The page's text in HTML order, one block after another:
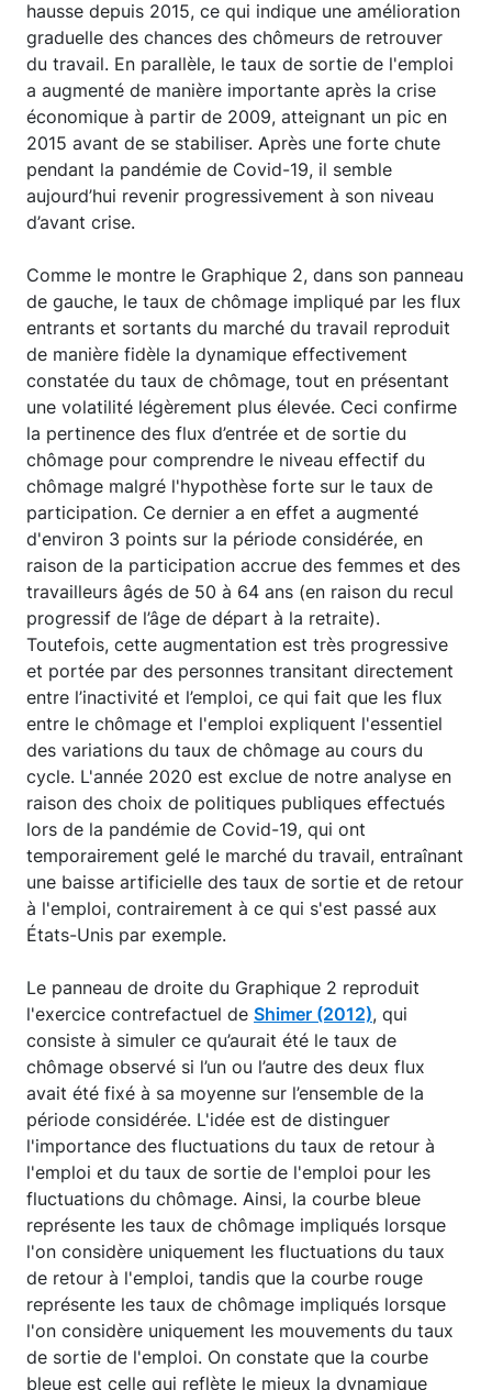
hausse depuis 2015, ce qui indique une amélioration
graduelle des chances des chômeurs de retrouver
du travail. En parallèle, le taux de sortie de l'emploi
a augmenté de manière importante après la crise
économique à partir de 2009, atteignant un pic en
2015 avant de se stabiliser. Après une forte chute
pendant la pandémie de Covid-19, il semble
aujourd’hui revenir progressivement à son niveau
d’avant crise.
Comme le montre le Graphique 2, dans son panneau
de gauche, le taux de chômage impliqué par les flux
entrants et sortants du marché du travail reproduit
de manière fidèle la dynamique effectivement
constatée du taux de chômage, tout en présentant
une volatilité légèrement plus élevée. Ceci confirme
la pertinence des flux d’entrée et de sortie du
chômage pour comprendre le niveau effectif du
chômage malgré l'hypothèse forte sur le taux de
participation. Ce dernier a en effet a augmenté
d'environ 3 points sur la période considérée, en
raison de la participation accrue des femmes et des
travailleurs âgés de 50 à 64 ans (en raison du recul
progressif de l’âge de départ à la retraite).
Toutefois, cette augmentation est très progressive
et portée par des personnes transitant directement
entre l’inactivité et l’emploi, ce qui fait que les flux
entre le chômage et l'emploi expliquent l'essentiel
des variations du taux de chômage au cours du
cycle. L'année 2020 est exclue de notre analyse en
raison des choix de politiques publiques effectués
lors de la pandémie de Covid-19, qui ont
temporairement gelé le marché du travail, entraînant
une baisse artificielle des taux de sortie et de retour
à l'emploi, contrairement à ce qui s'est passé aux
États-Unis par exemple.
Le panneau de droite du Graphique 2 reproduit
l'exercice contrefactuel de Shimer (2012), qui
consiste à simuler ce qu’aurait été le taux de
chômage observé si l’un ou l’autre des deux flux
avait été fixé à sa moyenne sur l’ensemble de la
période considérée. L'idée est de distinguer
l'importance des fluctuations du taux de retour à
l'emploi et du taux de sortie de l'emploi pour les
fluctuations du chômage. Ainsi, la courbe bleue
représente les taux de chômage impliqués lorsque
l'on considère uniquement les fluctuations du taux
de retour à l'emploi, tandis que la courbe rouge
représente les taux de chômage impliqués lorsque
l'on considère uniquement les mouvements du taux
de sortie de l'emploi. On constate que la courbe
bleue est celle qui reflète le mieux la dynamique